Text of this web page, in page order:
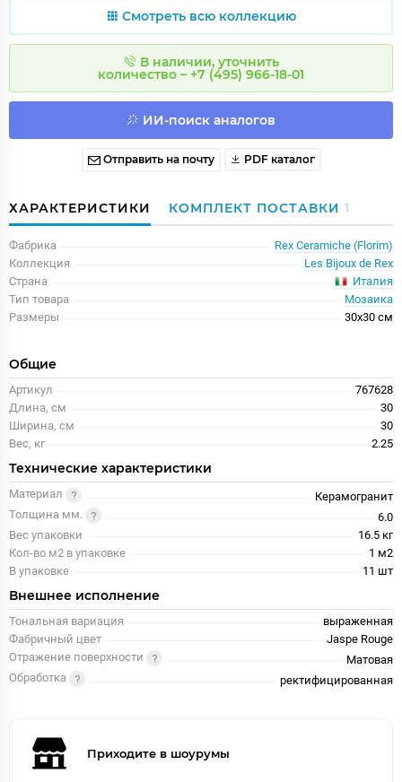
Смотреть всю коллекцию
В наличии, уточнить
количество – +7 (495) 966-18-01
ИИ-поиск аналогов
Отправить на почту PDF каталог
ХАРАКТЕРИСТИКИ КОМПЛЕКТ ПОСТАВКИ 1
Фабрика
Rex Ceramiche (Florim)
Коллекция
Les Bijoux de Rex
Страна
Италия
Тип товара
Мозаика
Размеры
30x30 см
Общие
Артикул
767628
Длина, см
30
Ширина, см
30
Вес, кг
2.25
Технические характеристики
Материал
Керамогранит
Толщина мм.
6.0
Вес упаковки
16.5 кг
Кол-во м2 в упаковке
1 м2
В упаковке
11 шт
Внешнее исполнение
Тональная вариация
выраженная
Фабричный цвет
Jaspe Rouge
Отражение поверхности
Матовая
Обработка
ректифицированная
Приходите в шоурумы